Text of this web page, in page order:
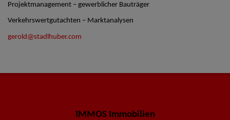
Projektmanagement – gewerblicher Bauträger
Verkehrswertgutachten – Marktanalysen
gerold@stadlhuber.com
IMMOS Immobilien